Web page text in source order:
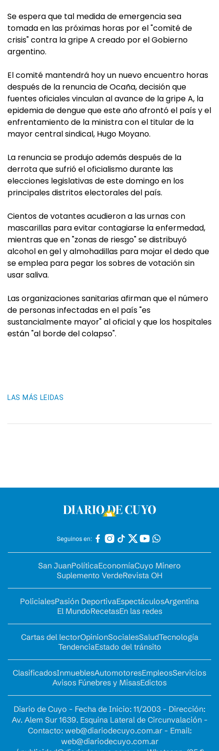
Se espera que tal medida de emergencia sea
tomada en las próximas horas por el "comité de
crisis" contra la gripe A creado por el Gobierno
argentino.
El comité mantendrá hoy un nuevo encuentro horas
después de la renuncia de Ocaña, decisión que
fuentes oficiales vinculan al avance de la gripe A, la
epidemia de dengue que este año afrontó el país y el
enfrentamiento de la ministra con el titular de la
mayor central sindical, Hugo Moyano.
La renuncia se produjo además después de la
derrota que sufrió el oficialismo durante las
elecciones legislativas de este domingo en los
principales distritos electorales del país.
Cientos de votantes acudieron a las urnas con
mascarillas para evitar contagiarse la enfermedad,
mientras que en "zonas de riesgo" se distribuyó
alcohol en gel y almohadillas para mojar el dedo que
se emplea para pegar los sobres de votación sin
usar saliva.
Las organizaciones sanitarias afirman que el número
de personas infectadas en el país "es
sustancialmente mayor" al oficial y que los hospitales
están "al borde del colapso".
LAS MÁS LEIDAS
Seguinos en:
San JuanPolíticaEconomíaCuyo Minero
Suplemento VerdeRevista OH
PolicialesPasión DeportivaEspectáculosArgentina
El MundoRecetasEn las redes
Cartas del lectorOpinionSocialesSaludTecnología
TendenciaEstado del tránsito
ClasificadosInmueblesAutomotoresEmpleosServicios
Avisos Fúnebres y MisasEdictos
Diario de Cuyo - Fecha de Inicio: 11/2003 - Dirección:
Av. Alem Sur 1639. Esquina Lateral de Circunvalación -
Contacto: web@diariodecuyo.com.ar- Email:
web@diariodecuyo.com.ar